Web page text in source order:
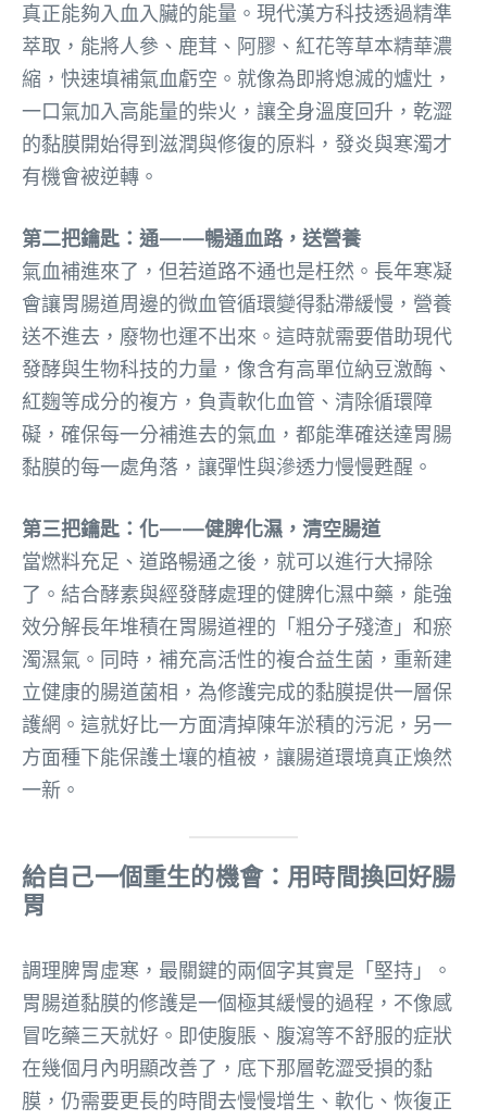
真正能夠入血入臟的能量。現代漢方科技透過精準
萃取，能將人參、鹿茸、阿膠、紅花等草本精華濃
縮，快速填補氣血虧空。就像為即將熄滅的爐灶，
一口氣加入高能量的柴火，讓全身溫度回升，乾澀
的黏膜開始得到滋潤與修復的原料，發炎與寒濁才
有機會被逆轉。
第二把鑰匙：通——暢通血路，送營養
氣血補進來了，但若道路不通也是枉然。長年寒凝
會讓胃腸道周邊的微血管循環變得黏滯緩慢，營養
送不進去，廢物也運不出來。這時就需要借助現代
發酵與生物科技的力量，像含有高單位納豆激酶、
紅麴等成分的複方，負責軟化血管、清除循環障
礙，確保每一分補進去的氣血，都能準確送達胃腸
黏膜的每一處角落，讓彈性與滲透力慢慢甦醒。
第三把鑰匙：化——健脾化濕，清空腸道
當燃料充足、道路暢通之後，就可以進行大掃除
了。結合酵素與經發酵處理的健脾化濕中藥，能強
效分解長年堆積在胃腸道裡的「粗分子殘渣」和瘀
濁濕氣。同時，補充高活性的複合益生菌，重新建
立健康的腸道菌相，為修護完成的黏膜提供一層保
護網。這就好比一方面清掉陳年淤積的污泥，另一
方面種下能保護土壤的植被，讓腸道環境真正煥然
一新。
給自己一個重生的機會：用時間換回好腸
胃
調理脾胃虛寒，最關鍵的兩個字其實是「堅持」。
胃腸道黏膜的修護是一個極其緩慢的過程，不像感
冒吃藥三天就好。即使腹脹、腹瀉等不舒服的症狀
在幾個月內明顯改善了，底下那層乾澀受損的黏
膜，仍需要更長的時間去慢慢增生、軟化、恢復正